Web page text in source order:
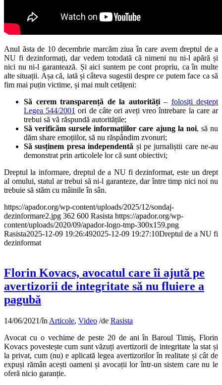
Anul ăsta de 10 decembrie marcăm ziua în care avem dreptul de a
NU fi dezinformați, dar vedem totodată că nimeni nu ni-l apără și
nici nu ni-l garantează. Și aici suntem pe cont propriu, ca în multe
alte situații. Așa că, iată și câteva sugestii despre ce putem face ca să
fim mai puțin victime, și mai mult cetățeni:
Să cerem transparență de la autorități– folosiți deștept
Legea 544/2001 ori de câte ori aveți vreo întrebare la care ar
trebui să vă răspundă autoritățile;
Să verificăm sursele informațiilor care ajung la noi, să nu
dăm share emoțiilor, să nu răspândim zvonuri;
Să susținem presa independentă și pe jurnaliștii care ne-au
demonstrat prin articolele lor că sunt obiectivi;
Dreptul la informare, dreptul de a NU fi dezinformat, este un drept
al omului, statul ar trebui să ni-l garanteze, dar între timp nici noi nu
trebuie să stăm cu mâinile în sân.
https://apador.org/wp-content/uploads/2025/12/sondaj-
dezinformare2.jpg 362 600 Rasista https://apador.org/wp-
content/uploads/2020/09/apador-logo-tmp-300x159.png
Rasista2025-12-09 19:26:492025-12-09 19:27:10Dreptul de a NU fi
dezinformat
Florin Kovacs, avocatul care îi ajută pe
avertizorii de integritate să nu fluiere a
pagubă
14/06/2021/în Articole, Video /de Rasista
Avocat cu o vechime de peste 20 de ani în Baroul Timiș, Florin
Kovacs povestește cum sunt văzuți avertizorii de integritate la stat și
la privat, cum (nu) e aplicată legea avertizorilor în realitate și cât de
expuși rămân acești oameni și avocații lor într-un sistem care nu le
oferă nicio garanție.